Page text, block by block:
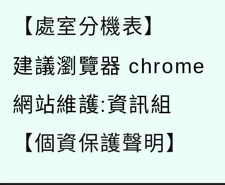
【處室分機表】
建議瀏覽器 chrome
網站維護:資訊組
【個資保護聲明】